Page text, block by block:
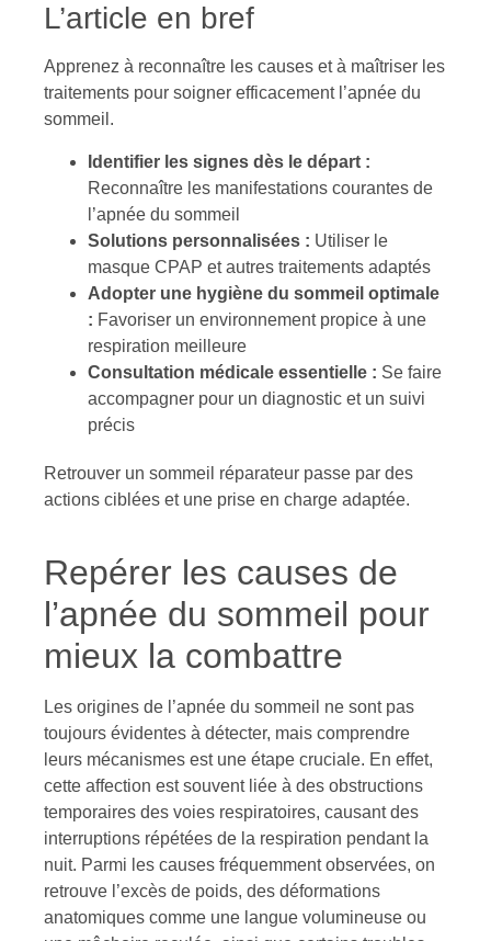
L’article en bref
Apprenez à reconnaître les causes et à maîtriser les
traitements pour soigner efficacement l’apnée du
sommeil.
Identifier les signes dès le départ :
Reconnaître les manifestations courantes de
l’apnée du sommeil
Solutions personnalisées : Utiliser le
masque CPAP et autres traitements adaptés
Adopter une hygiène du sommeil optimale
: Favoriser un environnement propice à une
respiration meilleure
Consultation médicale essentielle : Se faire
accompagner pour un diagnostic et un suivi
précis
Retrouver un sommeil réparateur passe par des
actions ciblées et une prise en charge adaptée.
Repérer les causes de
l’apnée du sommeil pour
mieux la combattre
Les origines de l’apnée du sommeil ne sont pas
toujours évidentes à détecter, mais comprendre
leurs mécanismes est une étape cruciale. En effet,
cette affection est souvent liée à des obstructions
temporaires des voies respiratoires, causant des
interruptions répétées de la respiration pendant la
nuit. Parmi les causes fréquemment observées, on
retrouve l’excès de poids, des déformations
anatomiques comme une langue volumineuse ou